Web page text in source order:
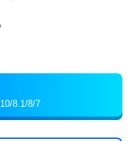
8.1/8/7